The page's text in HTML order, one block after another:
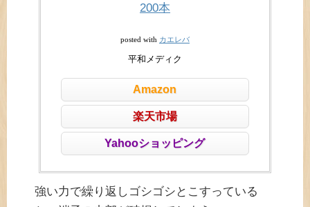
200本
posted with カエレバ
平和メディク
Amazon
楽天市場
Yahooショッピング
強い力で繰り返しゴシゴシとこすっている